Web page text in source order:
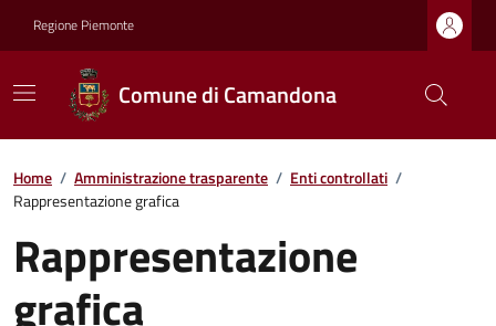
Regione Piemonte
Comune di Camandona
Home / Amministrazione trasparente / Enti controllati /
Rappresentazione grafica
Rappresentazione
grafica